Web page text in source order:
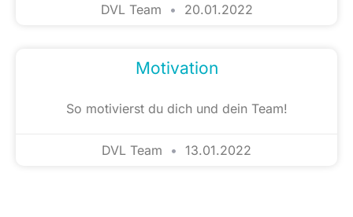
DVL Team 20.01.2022
Motivation
So motivierst du dich und dein Team!
DVL Team 13.01.2022